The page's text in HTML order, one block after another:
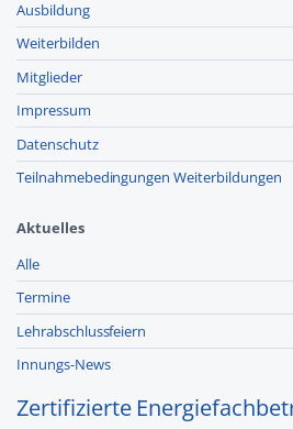
Ausbildung
Weiterbilden
Mitglieder
Impressum
Datenschutz
Teilnahmebedingungen Weiterbildungen
Aktuelles
Alle
Termine
Lehr­abschluss­feiern
Innungs-News
Zertifizierte